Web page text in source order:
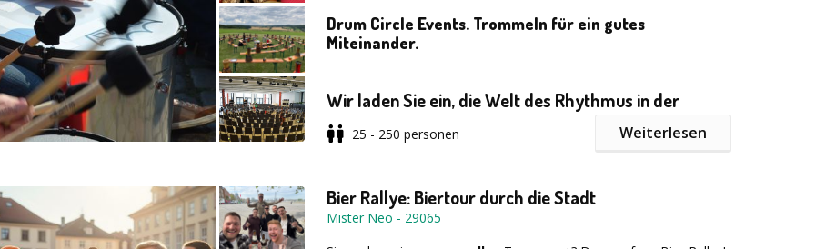
Drum Circle Events. Trommeln für ein gutes
Miteinander.
Wir laden Sie ein, die Welt des Rhythmus in der
Gemeinschaft aktiv zu entdecken.
Firmen & Team Events
Community Drum Circles
Drum Circles in Schulen / Schüler*innen, Lehrteam
25 - 250 personen Weiterlesen
Bier Rallye: Biertour durch die Stadt
Mister Neo - 29065